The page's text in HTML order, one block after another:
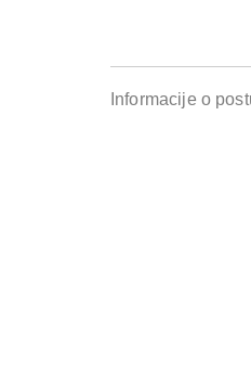
Informacije o